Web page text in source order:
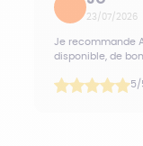
23/07/2026
Je recommande
disponible, de
5/